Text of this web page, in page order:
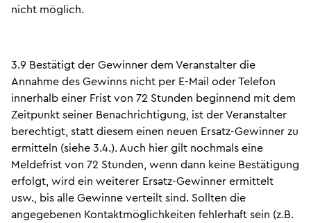
nicht möglich.
3.9 Bestätigt der Gewinner dem Veranstalter die
Annahme des Gewinns nicht per E-Mail oder Telefon
innerhalb einer Frist von 72 Stunden beginnend mit dem
Zeitpunkt seiner Benachrichtigung, ist der Veranstalter
berechtigt, statt diesem einen neuen Ersatz-Gewinner zu
ermitteln (siehe 3.4.). Auch hier gilt nochmals eine
Meldefrist von 72 Stunden, wenn dann keine Bestätigung
erfolgt, wird ein weiterer Ersatz-Gewinner ermittelt
usw., bis alle Gewinne verteilt sind. Sollten die
angegebenen Kontaktmöglichkeiten fehlerhaft sein (z.B.